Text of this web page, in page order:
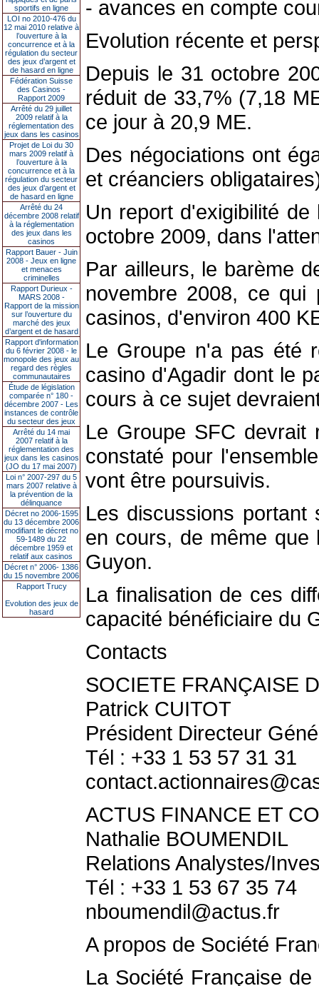
sportifs en ligne
LOI no 2010-476 du
12 mai 2010 relative à
l’ouverture à la
concurrence et à la
régulation du secteur
des jeux d’argent et
de hasard en ligne
Fédération Suisse
des Casinos -
Rapport 2009
Arrêté du 29 juillet
2009 relatif à la
réglementation des
jeux dans les casinos
Projet de Loi du 30
mars 2009 relatif à
l’ouverture à la
concurrence et à la
régulation du secteur
des jeux d’argent et
de hasard en ligne
Arrêté du 24
décembre 2008 relatif
à la réglementation
des jeux dans les
casinos
Rapport Bauer - Juin
2008 - Jeux en ligne
et menaces
criminelles
Rapport Durieux -
MARS 2008 -
Rapport de la mission
sur l’ouverture du
marché des jeux
d’argent et de hasard
Rapport d'information
du 6 février 2008 - le
monopole des jeux au
regard des règles
communautaires
Étude de législation
comparée n° 180 -
décembre 2007 - Les
instances de contrôle
du secteur des jeux
Arrêté du 14 mai
2007 relatif à la
réglementation des
jeux dans les casinos
(JO du 17 mai 2007)
Loi n° 2007-297 du 5
mars 2007 relative à
la prévention de la
délinquance
Décret no 2006-1595
du 13 décembre 2006
modifiant le décret no
59-1489 du 22
décembre 1959 et
relatif aux casinos
Décret n° 2006- 1386
du 15 novembre 2006
Rapport Trucy
Evolution des jeux de
hasard
- avances en compte
Evolution récente et
Depuis le 31 octobre
réduit de 33,7% (7,18
ce jour à 20,9 ME.
Des négociations ont
et créanciers
Un report d'exigibilité
octobre 2009, dans
Par ailleurs, le barème
novembre 2008, ce qui
casinos, d'environ 400
Le Groupe n'a pas été
casino d'Agadir dont le
cours à ce sujet
Le Groupe SFC devrait
constaté pour
vont être poursuivis.
Les discussions portant
en cours, de même que
Guyon.
La finalisation de ces
capacité bénéficiaire du
Contacts
SOCIETE FRANÇAISE
Patrick CUITOT
Président Directeur
Tél : +33 1 53 57 31 31
ACTUS FINANCE ET
Nathalie BOUMENDIL
Relations Analystes/
Tél : +33 1 53 67 35 74
nboumendil@actus.fr
A propos de Société
La Société Française